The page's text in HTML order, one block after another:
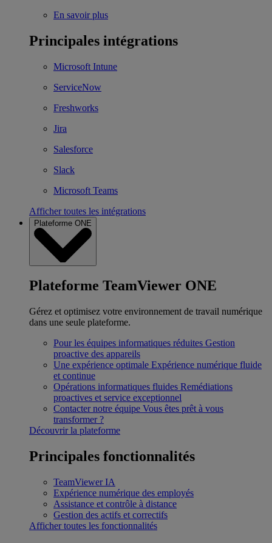
En savoir plus
Principales intégrations
Microsoft Intune
ServiceNow
Freshworks
Jira
Salesforce
Slack
Microsoft Teams
Afficher toutes les intégrations
Plateforme ONE
Plateforme TeamViewer ONE
Gérez et optimisez votre environnement de travail numérique
dans une seule plateforme.
Pour les équipes informatiques réduites Gestion
proactive des appareils
Une expérience optimale Expérience numérique fluide
et continue
Opérations informatiques fluides Remédiations
proactives et service exceptionnel
Contacter notre équipe Vous êtes prêt à vous
transformer ?
Découvrir la plateforme
Principales fonctionnalités
TeamViewer IA
Expérience numérique des employés
Assistance et contrôle à distance
Gestion des actifs et correctifs
Afficher toutes les fonctionnalités